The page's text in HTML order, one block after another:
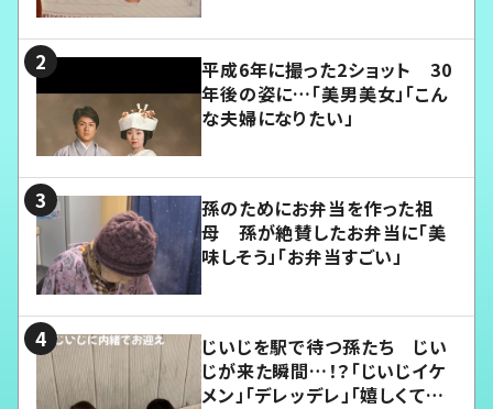
平成6年に撮った2ショット 30
年後の姿に…「美男美女」「こん
な夫婦になりたい」
孫のためにお弁当を作った祖
母 孫が絶賛したお弁当に「美
味しそう」「お弁当すごい」
じいじを駅で待つ孫たち じい
じが来た瞬間…！？「じいじイケ
メン」「デレッデレ」「嬉しくて可